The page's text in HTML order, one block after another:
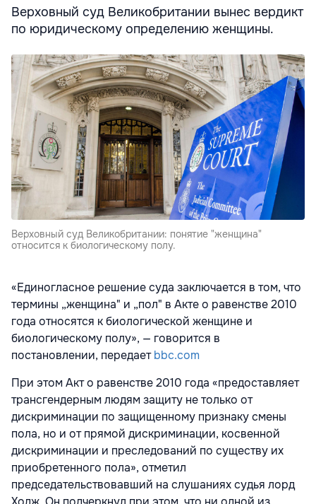
Верховный суд Великобритании вынес вердикт
по юридическому определению женщины.
Верховный суд Великобритании: понятие "женщина"
относится к биологическому полу.
«Единогласное решение суда заключается в том, что
термины „женщина" и „пол" в Акте о равенстве 2010
года относятся к биологической женщине и
биологическому полу», — говорится в
постановлении, передаетbbc.com
При этом Акт о равенстве 2010 года «предоставляет
трансгендерным людям защиту не только от
дискриминации по защищенному признаку смены
пола, но и от прямой дискриминации, косвенной
дискриминации и преследований по существу их
приобретенного пола», отметил
председательствовавший на слушаниях судья лорд